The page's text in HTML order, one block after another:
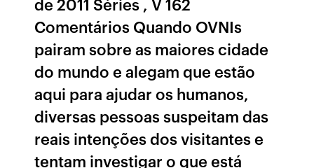
Comentários Quando OVNIs
pairam sobre as maiores cidade
do mundo e alegam que estão
aqui para ajudar os humanos,
diversas pessoas suspeitam das
reais intenções dos visitantes e
tentam investigar o que está